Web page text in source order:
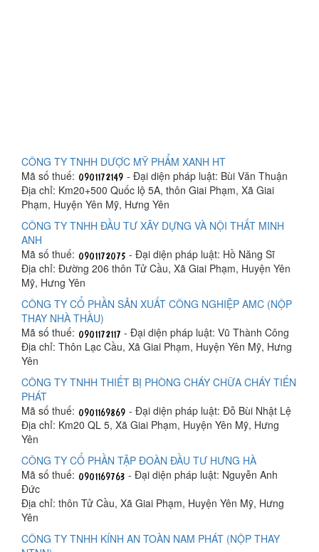
CÔNG TY TNHH DƯỢC MỸ PHẨM XANH HT
Mã số thuế:
- Đại diện pháp luật: Bùi Văn Thuận
Địa chỉ: Km20+500 Quốc lộ 5A, thôn Giai Phạm, Xã Giai
Phạm, Huyện Yên Mỹ, Hưng Yên
CÔNG TY TNHH ĐẦU TƯ XÂY DỰNG VÀ NỘI THẤT MINH
ANH
Mã số thuế:
- Đại diện pháp luật: Hồ Năng Sĩ
Địa chỉ: Đường 206 thôn Tử Cầu, Xã Giai Phạm, Huyện Yên
Mỹ, Hưng Yên
CÔNG TY CỔ PHẦN SẢN XUẤT CÔNG NGHIỆP AMC (NỘP
THAY NHÀ THẦU)
Mã số thuế:
- Đại diện pháp luật: Vũ Thành Công
Địa chỉ: Thôn Lạc Cầu, Xã Giai Phạm, Huyện Yên Mỹ, Hưng
Yên
CÔNG TY TNHH THIẾT BỊ PHÒNG CHÁY CHỮA CHÁY TIẾN
PHÁT
Mã số thuế:
- Đại diện pháp luật: Đỗ Bùi Nhật Lệ
Địa chỉ: Km20 QL 5, Xã Giai Phạm, Huyện Yên Mỹ, Hưng
Yên
CÔNG TY CỔ PHẦN TẬP ĐOÀN ĐẦU TƯ HƯNG HÀ
Mã số thuế:
- Đại diện pháp luật: Nguyễn Anh
Đức
Địa chỉ: thôn Tử Cầu, Xã Giai Phạm, Huyện Yên Mỹ, Hưng
Yên
CÔNG TY TNHH KÍNH AN TOÀN NAM PHÁT (NỘP THAY